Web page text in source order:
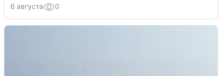
6 августа 0